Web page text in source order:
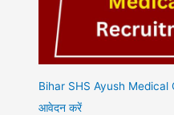
Bihar SHS Ayush
आवेदन करें